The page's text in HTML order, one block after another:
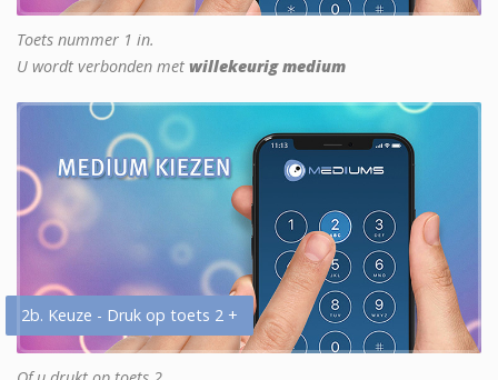
Toets nummer 1 in.
U wordt verbonden met willekeurig medium
2b. Keuze - Druk op toets 2 +